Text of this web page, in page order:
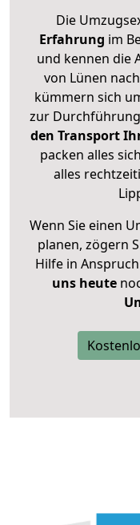
Die
Erfahrung im
und kennen die
von Lünen
kümmern sich
zur
den Transport
packen alles
alles
Wenn Sie einen
planen, zögern
Hilfe in
uns heute